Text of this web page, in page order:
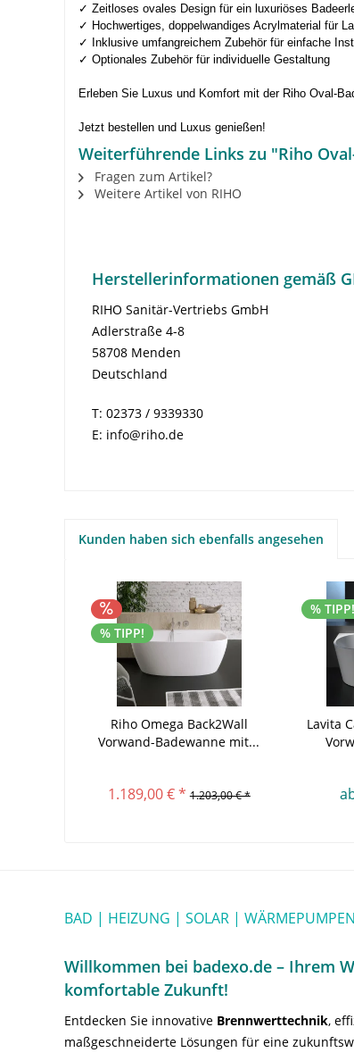
✓ Zeitloses ovales Design für ein luxuriöses
✓ Hochwertiges, doppelwandiges Acrylmaterial für
✓ Inklusive umfangreichem Zubehör für einfache
✓ Optionales Zubehör für individuelle Gestaltung
Erleben Sie Luxus und Komfort mit der Riho Oval-
Jetzt bestellen und Luxus genießen!
Weiterführende Links zu "Riho
Fragen zum Artikel?
Weitere Artikel von RIHO
Herstellerinformationen gemäß
RIHO Sanitär-Vertriebs GmbH
Adlerstraße 4-8
58708 Menden
Deutschland
T: 02373 / 9339330
E: info@riho.de
Kunden haben sich ebenfalls angesehen
% TIPP!
Riho Omega Back2Wall
Vorwand-Badewanne mit...
1.189,00 € * 1.203,00 € *
% TIPP!
Lavita
BAD | HEIZUNG | SOLAR | WÄRMEPUMPEN
Willkommen bei badexo.de – Ihrem
komfortable Zukunft!
Entdecken Sie innovative Brennwerttechnik,
maßgeschneiderte Lösungen für eine